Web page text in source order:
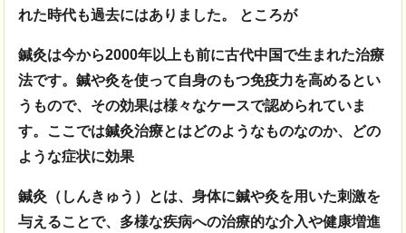
れた時代も過去にはありました。 ところが
鍼灸は今から2000年以上も前に古代中国で生まれた治療
法です。鍼や灸を使って自身のもつ免疫力を高めるとい
うもので、その効果は様々なケースで認められていま
す。ここでは鍼灸治療とはどのようなものなのか、どの
ような症状に効果
鍼灸（しんきゅう）とは、身体に鍼や灸を用いた刺激を
与えることで、多様な疾病への治療的な介入や健康増進